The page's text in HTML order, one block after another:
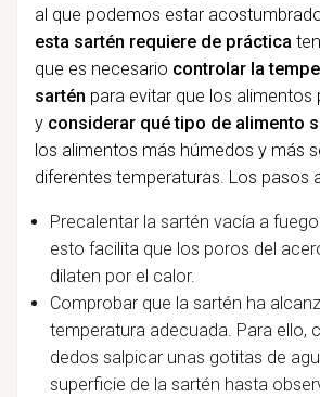
al que podemos estar
esta sartén requiere de práctica
que es necesario controlar la
sartén para evitar que los alimentos
y considerar qué tipo de alimento
los alimentos más húmedos y más
diferentes temperaturas. Los pasos
Precalentar la sartén vacía a
esto facilita que los poros del
dilaten por el calor.
Comprobar que la sartén ha
temperatura adecuada. Para ello,
dedos salpicar unas gotitas de
superficie de la sartén hasta